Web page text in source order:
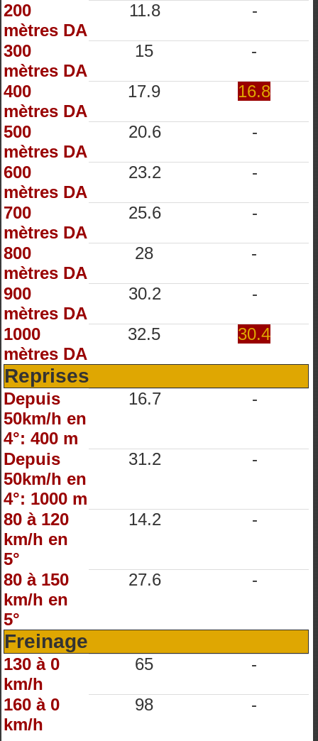
200
mètres DA
11.8 -
300
mètres DA
15 -
400
mètres DA
17.9 16.8
500
mètres DA
20.6 -
600
mètres DA
23.2 -
700
mètres DA
25.6 -
800
mètres DA
28 -
900
mètres DA
30.2 -
1000
mètres DA
32.5 30.4
Reprises
Depuis
50km/h en
4°: 400 m
16.7 -
Depuis
50km/h en
4°: 1000 m
31.2 -
80 à 120
km/h en
5°
14.2 -
80 à 150
km/h en
5°
27.6 -
Freinage
130 à 0
km/h
65 -
160 à 0
km/h
98 -